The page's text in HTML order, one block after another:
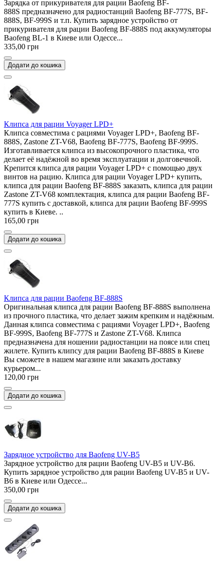
Зарядка от прикуривателя для рации Baofeng BF-
888S предназначено для радиостанций Baofeng BF-777S, BF-
888S, BF-999S и т.п. Купить зарядное устройство от
прикуривателя для рации Baofeng BF-888S под аккумуляторы
Baofeng BL-1 в Киеве или Одессе...
335,00 грн
Додати до кошика
Клипса для рации Voyager LPD+
Клипса совместима с рациями Voyager LPD+, Baofeng BF-
888S, Zastone ZT-V68, Baofeng BF-777S, Baofeng BF-999S.
Изготавливается клипса из высокопрочного пластика, что
делает её надёжной во время эксплуатации и долговечной.
Крепится клипса для рации Voyager LPD+ с помощью двух
винтов на рацию. Клипса для рации Voyager LPD+ купить,
клипса для рации Baofeng BF-888S заказать, клипса для рации
Zastone ZT-V68 комплектация, клипса для рации Baofeng BF-
777S купить с доставкой, клипса для рации Baofeng BF-999S
купить в Киеве. ..
165,00 грн
Додати до кошика
Клипса для рации Baofeng BF-888S
Оригинальная клипса для рации Baofeng BF-888S выполнена
из прочного пластика, что делает зажим крепким и надёжным.
Данная клипса совместима с рациями Voyager LPD+, Baofeng
BF-999S, Baofeng BF-777S и Zastone ZT-V68. Клипса
предназначена для ношении радиостанции на поясе или спец
жилете. Купить клипсу для рации Baofeng BF-888S в Киеве
Вы сможете в нашем магазине или заказать доставку
курьером...
120,00 грн
Додати до кошика
Зарядное устройство для Baofeng UV-B5
Зарядное устройство для рации Baofeng UV-B5 и UV-B6.
Купить зарядное устройство для рации Baofeng UV-B5 и UV-
B6 в Киеве или Одессе...
350,00 грн
Додати до кошика